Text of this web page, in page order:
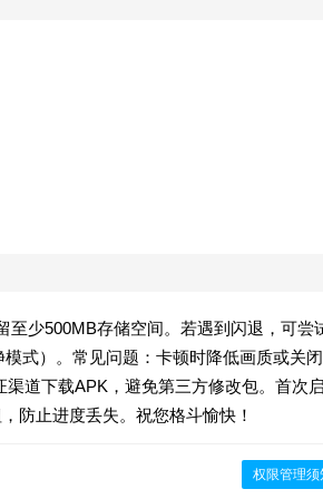
至少500MB存储空间。若遇到闪退，可尝
式）。常见问题：卡顿时降低画质或关闭
道下载APK，避免第三方修改包。首次启
防止进度丢失。祝您格斗愉快！
权限管理须